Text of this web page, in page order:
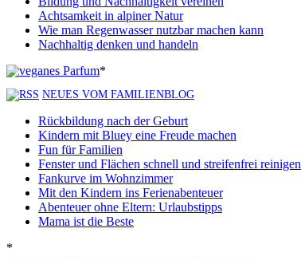
Achtsamkeit in alpiner Natur
Wie man Regenwasser nutzbar machen kann
Nachhaltig denken und handeln
*
NEUES VOM FAMILIENBLOG
Rückbildung nach der Geburt
Kindern mit Bluey eine Freude machen
Fun für Familien
Fenster und Flächen schnell und streifenfrei reinigen
Fankurve im Wohnzimmer
Mit den Kindern ins Ferienabenteuer
Abenteuer ohne Eltern: Urlaubstipps
Mama ist die Beste
*